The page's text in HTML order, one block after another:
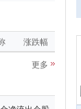
涨跌幅
更多